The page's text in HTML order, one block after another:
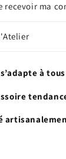
recevoir ma
à